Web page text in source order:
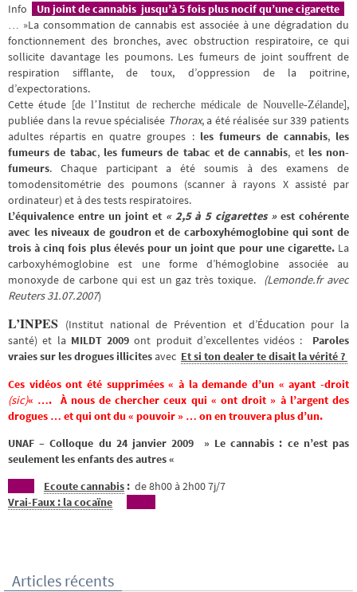
Info
Un joint de cannabis jusqu’à 5 fois plus nocif qu’une cigarette :
… »La consommation de cannabis est associée à une dégradation du
fonctionnement des bronches, avec obstruction respiratoire, ce qui
sollicite davantage les poumons. Les fumeurs de joint souffrent de
respiration sifflante, de toux, d’oppression de la poitrine,
d’expectorations.
Cette étude [de l’Institut de recherche médicale de Nouvelle-Zélande],
publiée dans la revue spécialisée Thorax, a été réalisée sur 339 patients
adultes répartis en quatre groupes : les fumeurs de cannabis, les
fumeurs de tabac, les fumeurs de tabac et de cannabis, et les non-
fumeurs. Chaque participant a été soumis à des examens de
tomodensitométrie des poumons (scanner à rayons X assisté par
ordinateur) et à des tests respiratoires.
L’équivalence entre un joint et « 2,5 à 5 cigarettes »est cohérente
avec les niveaux de goudron et de carboxyhémoglobine qui sont de
trois à cinq fois plus élevés pour un joint que pour une cigarette.La
carboxyhémoglobine est une forme d’hémoglobine associée au
monoxyde de carbone qui est un gaz très toxique. (Lemonde.fr avec
Reuters 31.07.2007)
L’INPES
(Institut national de Prévention et d’Éducation pour la
santé) et la MILDT 2009 ont produit d’excellentes vidéos : Paroles
vraies sur les drogues illicitesavec Et si ton dealer te disait la vérité ?
Ces vidéos ont été supprimées « à la demande d’un « ayant -droit
(sic)« …. À nous de chercher ceux qui « ont droit » à l’argent des
drogues … et qui ont du « pouvoir » … on en trouvera plus d’un.
UNAF – Colloque du 24 janvier 2009 » Le cannabis : ce n’est pas
seulement les enfants des autres «
Ecoute cannabis : de 8h00 à 2h00 7j/7
Vrai-Faux : la cocaïne
Articles récents